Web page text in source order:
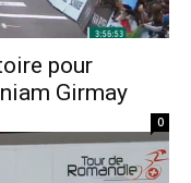
pour
Girmay
0